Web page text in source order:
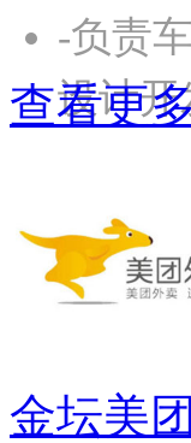
-负责
设计
查看更
金坛美